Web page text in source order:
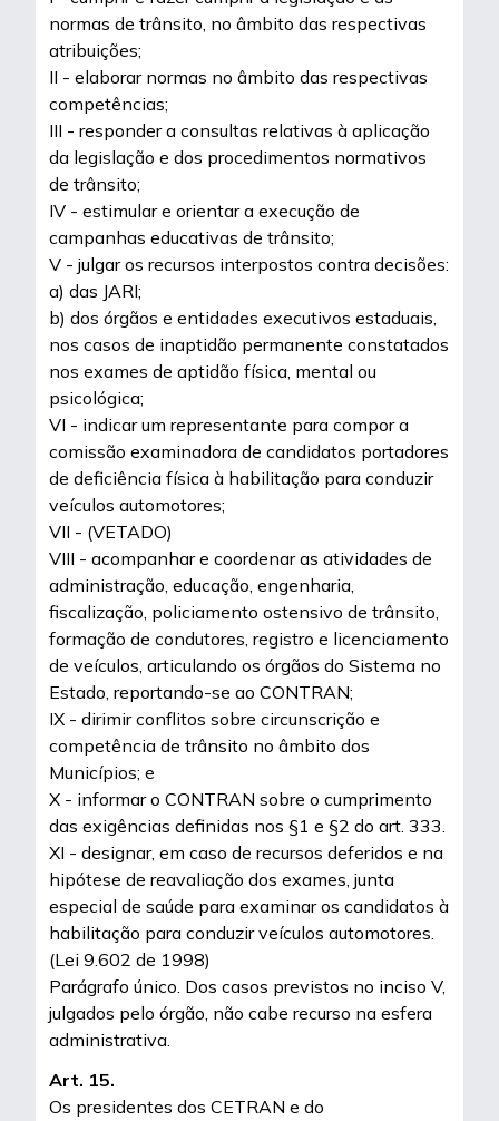
normas de trânsito, no âmbito das respectivas
atribuições;
II - elaborar normas no âmbito das respectivas
competências;
III - responder a consultas relativas à aplicação
da legislação e dos procedimentos normativos
de trânsito;
IV - estimular e orientar a execução de
campanhas educativas de trânsito;
V - julgar os recursos interpostos contra decisões:
a) das JARI;
b) dos órgãos e entidades executivos estaduais,
nos casos de inaptidão permanente constatados
nos exames de aptidão física, mental ou
psicológica;
VI - indicar um representante para compor a
comissão examinadora de candidatos portadores
de deficiência física à habilitação para conduzir
veículos automotores;
VII - (VETADO)
VIII - acompanhar e coordenar as atividades de
administração, educação, engenharia,
fiscalização, policiamento ostensivo de trânsito,
formação de condutores, registro e licenciamento
de veículos, articulando os órgãos do Sistema no
Estado, reportando-se ao CONTRAN;
IX - dirimir conflitos sobre circunscrição e
competência de trânsito no âmbito dos
Municípios; e
X - informar o CONTRAN sobre o cumprimento
das exigências definidas nos §1 e §2 do art. 333.
XI - designar, em caso de recursos deferidos e na
hipótese de reavaliação dos exames, junta
especial de saúde para examinar os candidatos à
habilitação para conduzir veículos automotores.
(Lei 9.602 de 1998)
Parágrafo único. Dos casos previstos no inciso V,
julgados pelo órgão, não cabe recurso na esfera
administrativa.
Art. 15.
Os presidentes dos CETRAN e do